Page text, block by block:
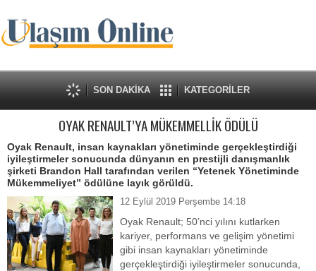
SON DAKİKA KATEGORİLER
OYAK RENAULT’YA MÜKEMMELLİK ÖDÜLÜ
Oyak Renault, insan kaynakları yönetiminde gerçekleştirdiği
iyileştirmeler sonucunda dünyanın en prestijli danışmanlık
şirketi Brandon Hall tarafından verilen “Yetenek Yönetiminde
Mükemmeliyet” ödülüne layık görüldü.
12 Eylül 2019 Perşembe 14:18
Oyak Renault; 50’nci yılını kutlarken
kariyer, performans ve gelişim yönetimi
gibi insan kaynakları yönetiminde
gerçekleştirdiği iyileştirmeler sonucunda,